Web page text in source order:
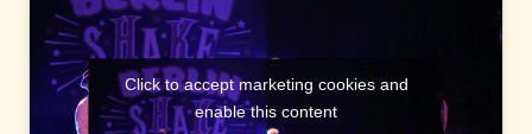
Click to accept marketing cookies and
enable this content